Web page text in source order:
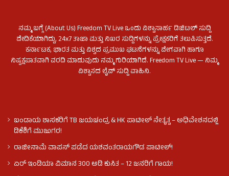
ನಮ್ಮ ಬಗ್ಗೆ (About Us) Freedom TV Live ಒಂದು ವಿಶ್ವಾಸಾರ್ಹ ಡಿಜಿಟಲ್ ಸುದ್ದಿ
ವೇದಿಕೆಯಾಗಿದ್ದು, 24x7 ತಾಜಾ ಮತ್ತು ನಿಖರ ಸುದ್ದಿಗಳನ್ನು ಪ್ರೇಕ್ಷಕರಿಗೆ ತಲುಪಿಸುತ್ತದೆ.
ಕರ್ನಾಟಕ, ಭಾರತ ಮತ್ತು ವಿಶ್ವದ ಪ್ರಮುಖ ಘಟನೆಗಳನ್ನು ವೇಗವಾಗಿ ಹಾಗೂ
ನಿಷ್ಪಕ್ಷಪಾತವಾಗಿ ವರದಿ ಮಾಡುವುದು ನಮ್ಮ ಗುರಿಯಾಗಿದೆ. Freedom TV Live — ನಿಮ್ಮ
ವಿಶ್ವಾಸದ ಲೈವ್ ಸುದ್ದಿ ವಾಹಿನಿ.
ಬಂಡಾಯ ಶಾಸಕರಿಗೆ TB ಜಯಚಂದ್ರ & HK ಪಾಟೀಲ್ ನೇತೃತ್ವ – ಅಧಿವೇಶನದಲ್ಲಿ
ಡಿಕೆಶಿಗೆ ಮುಜುಗರ!
ರಾಜೀನಾಮೆ ವಾಪಸ್ ಪಡೆದ ಯಶವಂತರಾಯಗೌಡ ಪಾಟೀಲ್‌!
ಏರ್ ಇಂಡಿಯಾ ವಿಮಾನ 300 ಅಡಿ ಕುಸಿತ – 12 ಜನರಿಗೆ ಗಾಯ!